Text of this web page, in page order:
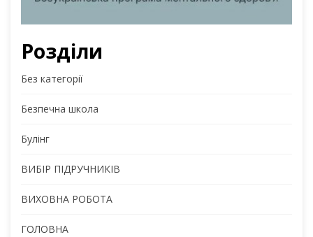
Розділи
Без категорії
Безпечна школа
Булінг
ВИБІР ПІДРУЧНИКІВ
ВИХОВНА РОБОТА
ГОЛОВНА